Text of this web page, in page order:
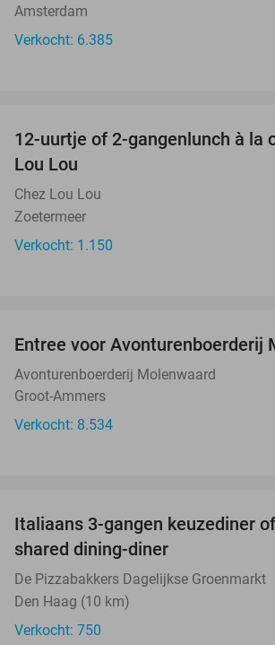
Amsterdam
Verkocht: 6.385
12-uurtje of 2-gangenlunch à la
Lou Lou
Chez Lou Lou
Zoetermeer
Verkocht: 1.150
Entree voor Avonturenboerderij
Avonturenboerderij Molenwaard
Groot-Ammers
Verkocht: 8.534
Italiaans 3-gangen keuzediner
shared dining-diner
De Pizzabakkers Dagelijkse Groenmarkt
Den Haag (10 km)
Verkocht: 750